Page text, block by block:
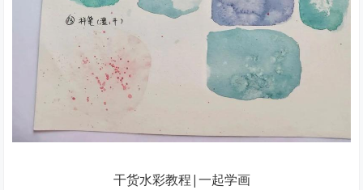
干货水彩教程|一起学画